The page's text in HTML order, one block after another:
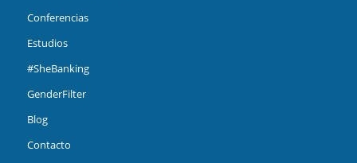
Conferencias
Estudios
#SheBanking
GenderFilter
Blog
Contacto